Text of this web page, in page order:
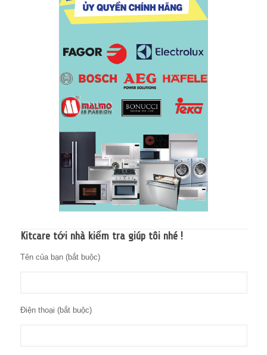
Kitcare tới nhà kiểm tra giúp tôi nhé !
Tên của bạn (bắt buộc)
Điện thoại (bắt buộc)